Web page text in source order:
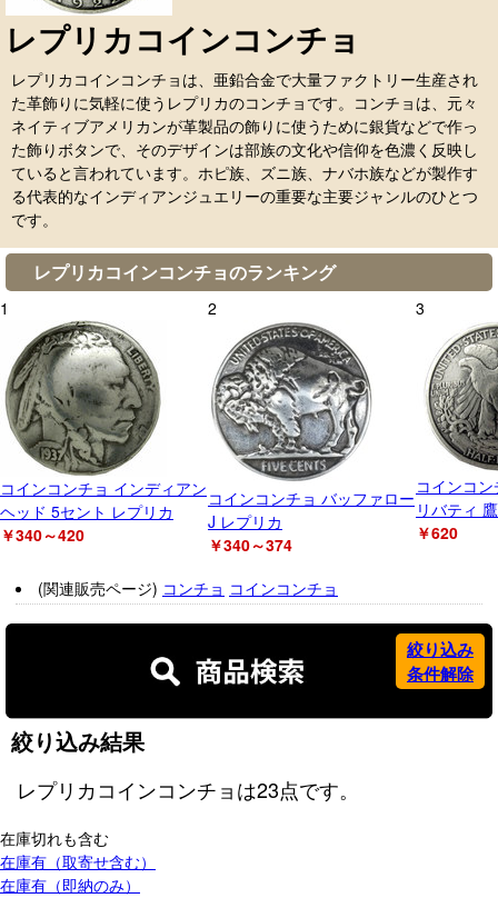
レプリカコインコンチョ
レプリカコインコンチョは、亜鉛合金で大量ファクトリー生産され
た革飾りに気軽に使うレプリカのコンチョです。コンチョは、元々
ネイティブアメリカンが革製品の飾りに使うために銀貨などで作っ
た飾りボタンで、そのデザインは部族の文化や信仰を色濃く反映し
ていると言われています。ホピ族、ズニ族、ナバホ族などが製作す
る代表的なインディアンジュエリーの重要な主要ジャンルのひとつ
です。
レプリカコインコンチョのランキング
1
コインコンチョ インディアン
ヘッド 5セント レプリカ
￥340～420
2
コインコンチョ バッファロー
J レプリカ
￥340～374
3
コインコ
リバティ
￥620
(関連販売ページ) コンチョ コインコンチョ
絞り込み結果
絞り込み
条件解除
レプリカコインコンチョは23点です。
在庫切れも含む
在庫有（取寄せ含む）
在庫有（即納のみ）